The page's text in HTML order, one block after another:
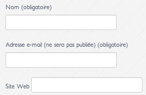
Nom (obligatoire)
Adresse e-mail (ne sera pas publiée) (obligatoire)
Site Web